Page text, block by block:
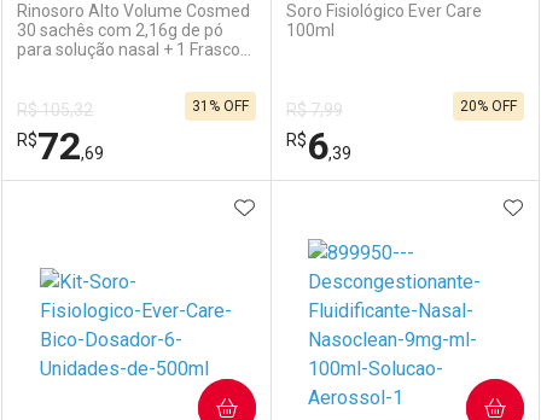
Ativar Desconto
Comprar sem Desconto
Por R$ 26,18/cada
Comprar sem Desconto
Por R$ 26,18/cada
Comprar sem Desconto
Por R$ 73,32/cada
Comprar sem Desconto
Por R$ 73,32/cada
Rinosoro Alto Volume Cosmed
30 sachês com 2,16g de pó
para solução nasal + 1 Frasco
R$ 105,32
R$72,69
31% OFF
Laboratório
Por Menos
Soro Fisiológico Ever Care
100ml
R$ 7,99
R$6,39
20% OFF
Laboratório
Por Menos
ADICIONAR AOS FAVORITOS
COMPRAR COMPRAR